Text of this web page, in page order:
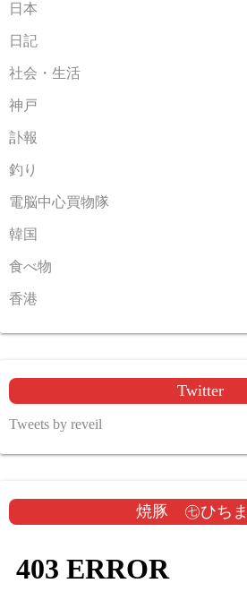
日本
日記
社会・生活
神戸
訃報
釣り
電脳中心買物隊
韓国
食べ物
香港
Twitter
Tweets by reveil
焼豚 ㊆ひち